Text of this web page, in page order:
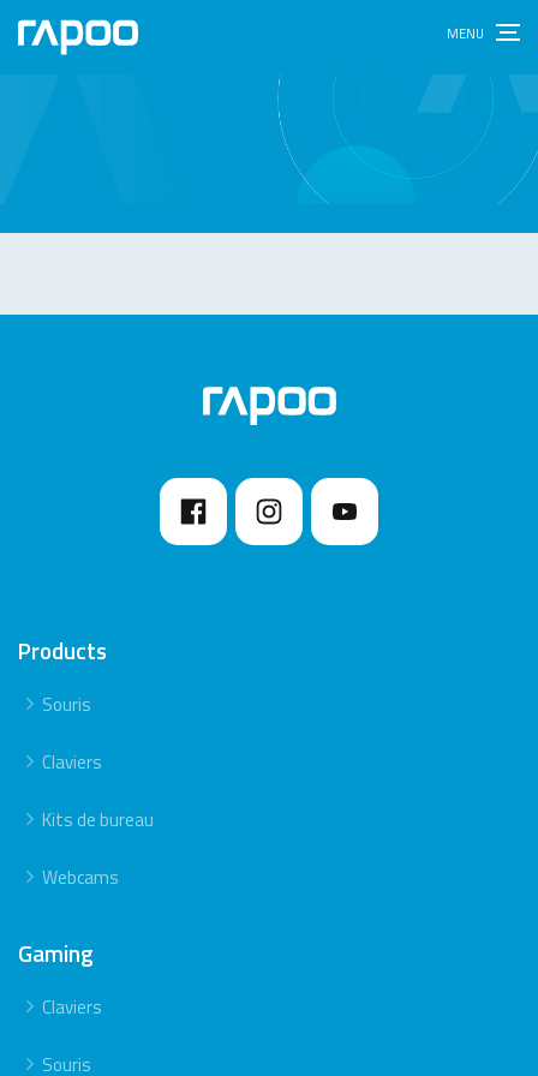
Products
Souris
Claviers
Kits de bureau
Webcams
Gaming
Claviers
Souris